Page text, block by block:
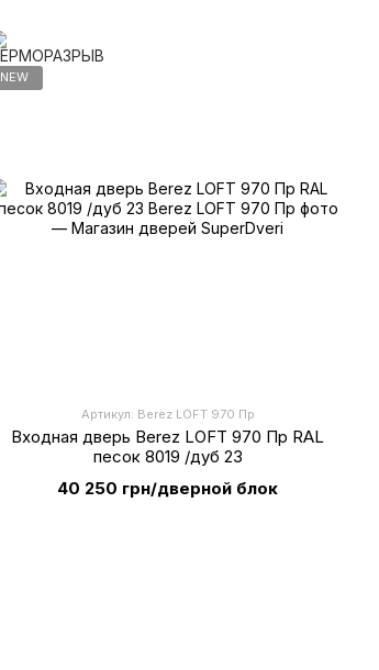
NEW
Артикул: Berez LOFT 970 Пр
Входная дверь Berez LOFT 970 Пр RAL
песок 8019 /дуб 23
40 250 грн/дверной блок